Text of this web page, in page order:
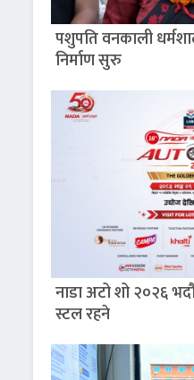
पशुपति वनकाली
निर्माण सुरु
नाडा अटो शो २०२६
स्टल रहने